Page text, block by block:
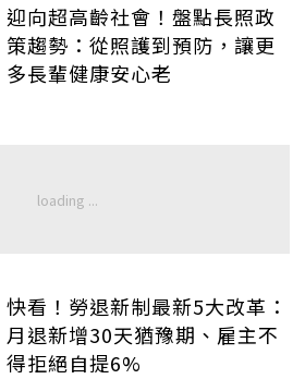
迎向超高齡社會！盤點長照政
策趨勢：從照護到預防，讓更
多長輩健康安心老
快看！勞退新制最新5大改革：
月退新增30天猶豫期、雇主不
得拒絕自提6%